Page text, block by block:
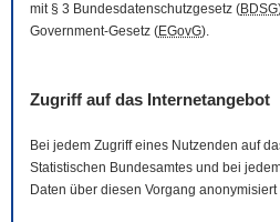
mit § 3 Bundesdatenschutzgesetz (BDSG
Government-Gesetz (EGovG).
Zugriff auf das Internetangebot
Bei jedem Zugriff eines Nutzenden auf
Statistischen Bundesamtes und bei
Daten über diesen Vorgang